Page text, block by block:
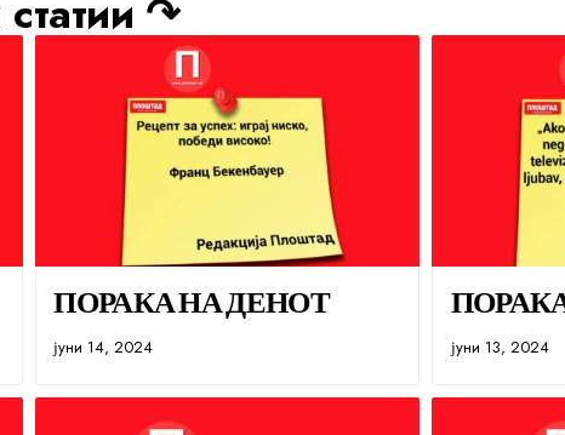
↷
ПОРАКА НА ДЕНОТ
јуни 14, 2024 јуни 13, 2024